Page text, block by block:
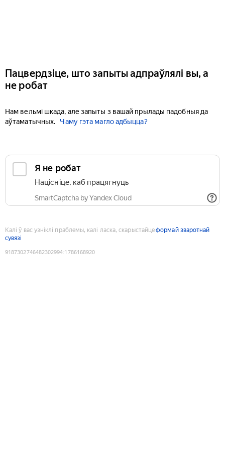
Пацвердзіце, што запыты адпраўлялі вы, а
не робат
Нам вельмі шкада, але запыты з вашай прылады падобныя да
аўтаматычных.
Чаму гэта магло адбыцца?
Я не робат
Націсніце, каб працягнуць
SmartCaptcha by Yandex Cloud
Калі ў вас узніклі праблемы, калі ласка, скарыстайцеформай зваротнай
сувязі
9187302746482302994:1786168920